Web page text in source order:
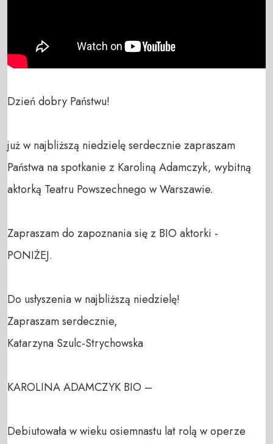
Dzień dobry Państwu!
już w najbliższą niedzielę serdecznie zapraszam
Państwa na spotkanie z Karoliną Adamczyk, wybitną
aktorką Teatru Powszechnego w Warszawie.
Zapraszam do zapoznania się z BIO aktorki -
PONIŻEJ.
Do usłyszenia w najbliższą niedzielę!
Zapraszam serdecznie,
Katarzyna Szulc-Strychowska
KAROLINA ADAMCZYK BIO –
Debiutowała w wieku osiemnastu lat rolą w operze